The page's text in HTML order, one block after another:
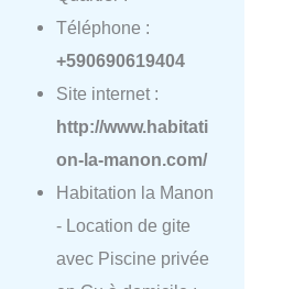
Téléphone :
+590690619404
Site internet :
http://www.habitati
on-la-manon.com/
Habitation la Manon
- Location de gite
avec Piscine privée